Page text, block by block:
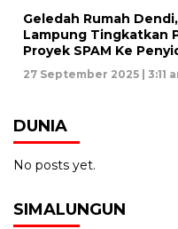
Geledah Rumah
Lampung Tingkatkan
Proyek SPAM Ke
27 September 2025 | 3:11
DUNIA
No posts yet.
SIMALUNGUN